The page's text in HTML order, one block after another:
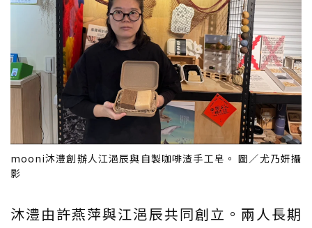
mooni沐澧創辦人江浥辰與自製咖啡渣手工皂。 圖／尤乃妍攝
影
沐澧由許燕萍與江浥辰共同創立。兩人長期